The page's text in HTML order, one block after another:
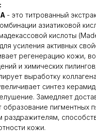
- это титрованный
азиатиковой
кислоты
усиления активных
регенерацию кожи,
и химических
выработку
синтез
Замедляет
пигментных
кожи.